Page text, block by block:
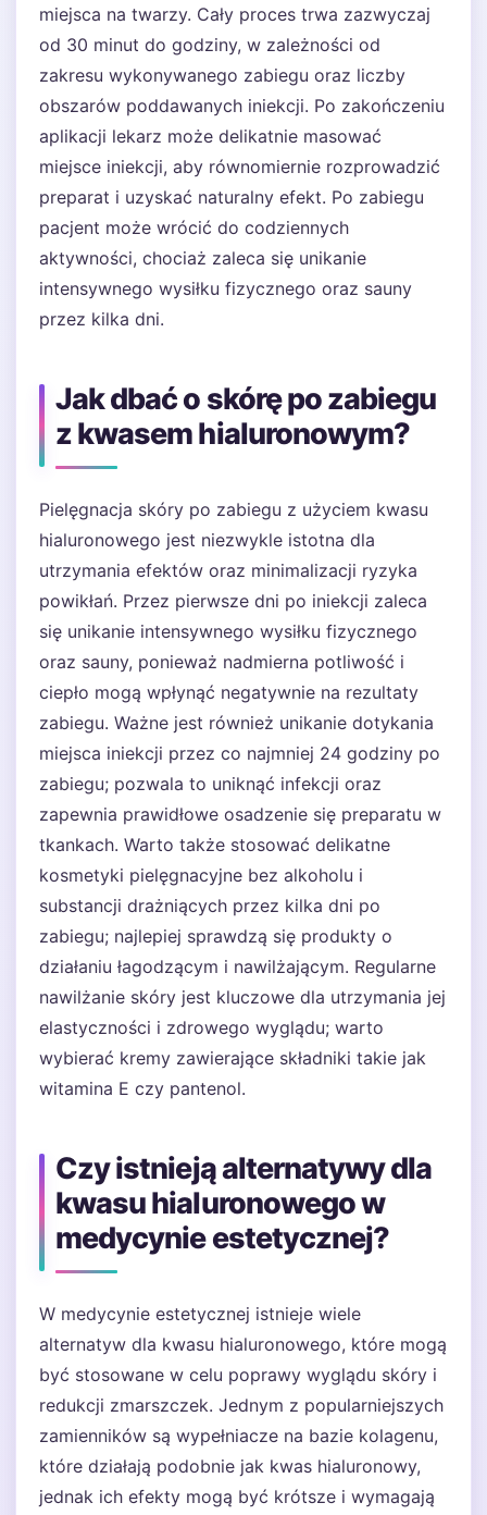
miejsca na twarzy. Cały proces trwa zazwyczaj
od 30 minut do godziny, w zależności od
zakresu wykonywanego zabiegu oraz liczby
obszarów poddawanych iniekcji. Po zakończeniu
aplikacji lekarz może delikatnie masować
miejsce iniekcji, aby równomiernie rozprowadzić
preparat i uzyskać naturalny efekt. Po zabiegu
pacjent może wrócić do codziennych
aktywności, chociaż zaleca się unikanie
intensywnego wysiłku fizycznego oraz sauny
przez kilka dni.
Jak dbać o skórę po zabiegu
z kwasem hialuronowym?
Pielęgnacja skóry po zabiegu z użyciem kwasu
hialuronowego jest niezwykle istotna dla
utrzymania efektów oraz minimalizacji ryzyka
powikłań. Przez pierwsze dni po iniekcji zaleca
się unikanie intensywnego wysiłku fizycznego
oraz sauny, ponieważ nadmierna potliwość i
ciepło mogą wpłynąć negatywnie na rezultaty
zabiegu. Ważne jest również unikanie dotykania
miejsca iniekcji przez co najmniej 24 godziny po
zabiegu; pozwala to uniknąć infekcji oraz
zapewnia prawidłowe osadzenie się preparatu w
tkankach. Warto także stosować delikatne
kosmetyki pielęgnacyjne bez alkoholu i
substancji drażniących przez kilka dni po
zabiegu; najlepiej sprawdzą się produkty o
działaniu łagodzącym i nawilżającym. Regularne
nawilżanie skóry jest kluczowe dla utrzymania jej
elastyczności i zdrowego wyglądu; warto
wybierać kremy zawierające składniki takie jak
witamina E czy pantenol.
Czy istnieją alternatywy dla
kwasu hialuronowego w
medycynie estetycznej?
W medycynie estetycznej istnieje wiele
alternatyw dla kwasu hialuronowego, które mogą
być stosowane w celu poprawy wyglądu skóry i
redukcji zmarszczek. Jednym z popularniejszych
zamienników są wypełniacze na bazie kolagenu,
które działają podobnie jak kwas hialuronowy,
jednak ich efekty mogą być krótsze i wymagają